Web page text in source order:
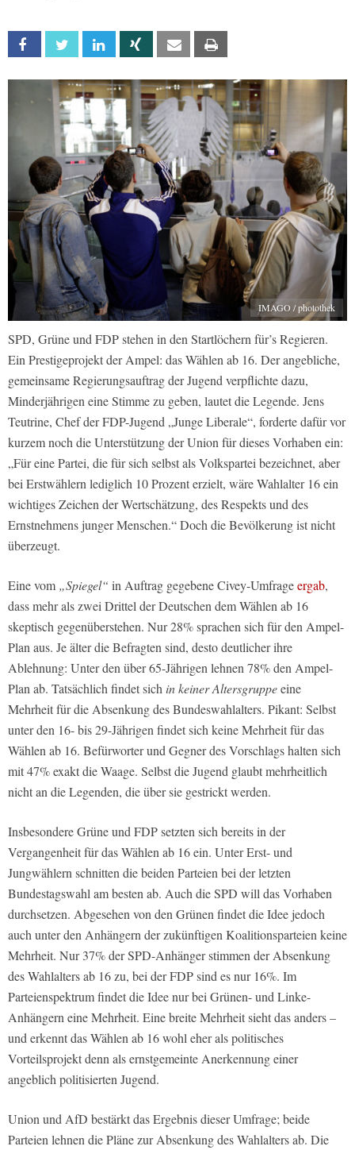
Facebook Twitter Linkedin Xing Email
IMAGO / photothek
SPD, Grüne und FDP stehen in den Startlöchern für’s Regieren.
Ein Prestigeprojekt der Ampel: das Wählen ab 16. Der angebliche,
gemeinsame Regierungsauftrag der Jugend verpflichte dazu,
Minderjährigen eine Stimme zu geben, lautet die Legende. Jens
Teutrine, Chef der FDP-Jugend „Junge Liberale“, forderte dafür vor
kurzem noch die Unterstützung der Union für dieses Vorhaben ein:
„Für eine Partei, die für sich selbst als Volkspartei bezeichnet, aber
bei Erstwählern lediglich 10 Prozent erzielt, wäre Wahlalter 16 ein
wichtiges Zeichen der Wertschätzung, des Respekts und des
Ernstnehmens junger Menschen.“ Doch die Bevölkerung ist nicht
überzeugt.
Eine vom „Spiegel“ in Auftrag gegebene Civey-Umfrageergab,
dass mehr als zwei Drittel der Deutschen dem Wählen ab 16
skeptisch gegenüberstehen. Nur 28% sprachen sich für den Ampel-
Plan aus. Je älter die Befragten sind, desto deutlicher ihre
Ablehnung: Unter den über 65-Jährigen lehnen 78% den Ampel-
Plan ab. Tatsächlich findet sich in keiner Altersgruppeeine
Mehrheit für die Absenkung des Bundeswahlalters. Pikant: Selbst
unter den 16- bis 29-Jährigen findet sich keine Mehrheit für das
Wählen ab 16. Befürworter und Gegner des Vorschlags halten sich
mit 47% exakt die Waage. Selbst die Jugend glaubt mehrheitlich
nicht an die Legenden, die über sie gestrickt werden.
Insbesondere Grüne und FDP setzten sich bereits in der
Vergangenheit für das Wählen ab 16 ein. Unter Erst- und
Jungwählern schnitten die beiden Parteien bei der letzten
Bundestagswahl am besten ab. Auch die SPD will das Vorhaben
durchsetzen. Abgesehen von den Grünen findet die Idee jedoch
auch unter den Anhängern der zukünftigen Koalitionsparteien keine
Mehrheit. Nur 37% der SPD-Anhänger stimmen der Absenkung
des Wahlalters ab 16 zu, bei der FDP sind es nur 16%. Im
Parteienspektrum findet die Idee nur bei Grünen- und Linke-
Anhängern eine Mehrheit. Eine breite Mehrheit sieht das anders –
und erkennt das Wählen ab 16 wohl eher als politisches
Vorteilsprojekt denn als ernstgemeinte Anerkennung einer
angeblich politisierten Jugend.
Union und AfD bestärkt das Ergebnis dieser Umfrage; beide
Parteien lehnen die Pläne zur Absenkung des Wahlalters ab. Die